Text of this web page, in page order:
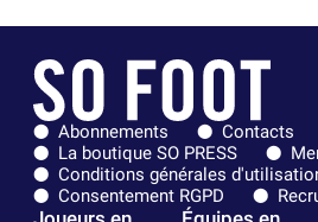
Abonnements
Contacts
La boutique SO PRESS
Conditions générales
Consentement RGPD